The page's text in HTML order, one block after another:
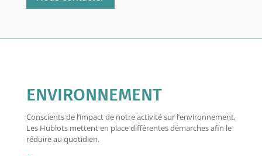
ENVIRONNEMENT
Conscients de l’impact de notre activité sur l’environnement,
Les Hublots mettent en place différentes démarches afin le
réduire au quotidien.